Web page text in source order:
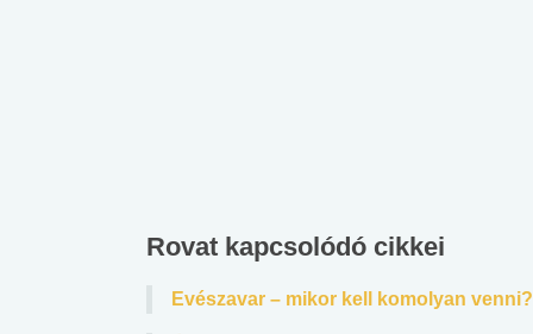
Rovat kapcsolódó cikkei
Evészavar – mikor kell komolyan venni?